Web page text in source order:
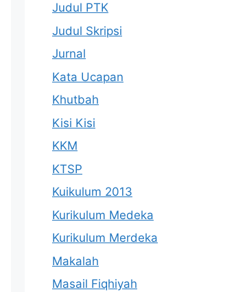
Judul PTK
Judul Skripsi
Jurnal
Kata Ucapan
Khutbah
Kisi Kisi
KKM
KTSP
Kuikulum 2013
Kurikulum Medeka
Kurikulum Merdeka
Makalah
Masail Fiqhiyah